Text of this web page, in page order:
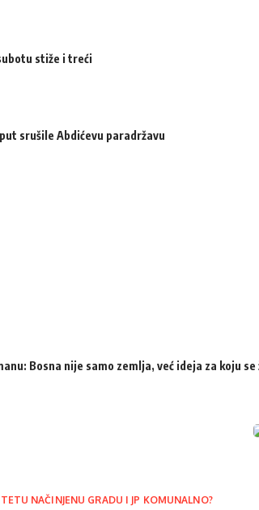
stiže i treći
srušile Abdićevu paradržavu
Bosna nije samo zemlja, već ideja za koju se
NAČINJENU GRADU I JP KOMUNALNO?